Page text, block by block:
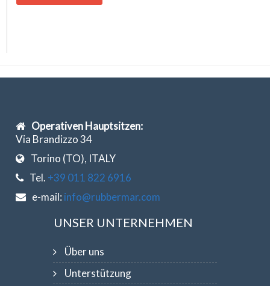
Operativen Hauptsitzen:
Via Brandizzo 34
Torino (TO), ITALY
Tel. +39 011 822 6916
e-mail: info@rubbermar.com
UNSER UNTERNEHMEN
Über uns
Unterstützung